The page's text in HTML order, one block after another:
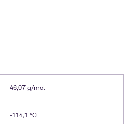
46,07 g/mol
-114,1 °C